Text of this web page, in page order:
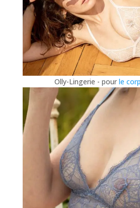
Olly-Lingerie - pourle